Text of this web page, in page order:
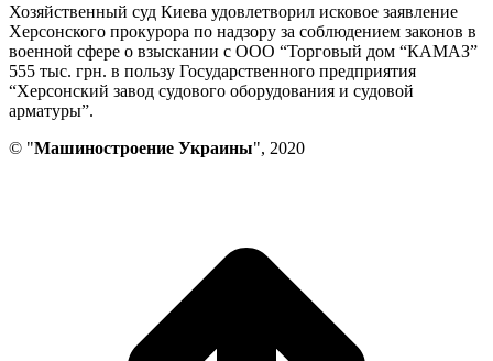
Хозяйственный суд Киева удовлетворил исковое заявление
Херсонского прокурора по надзору за соблюдением законов в
военной сфере о взыскании с ООО “Торговый дом “КАМАЗ”
555 тыс. грн. в пользу Государственного предприятия
“Херсонский завод судового оборудования и судовой
арматуры”.
© "Машиностроение Украины", 2020